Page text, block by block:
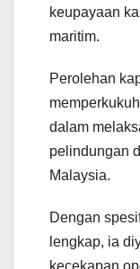
keupayaan
maritim.
Perolehan
dalam
pelindungan
Malaysia.
Dengan
lengkap, ia